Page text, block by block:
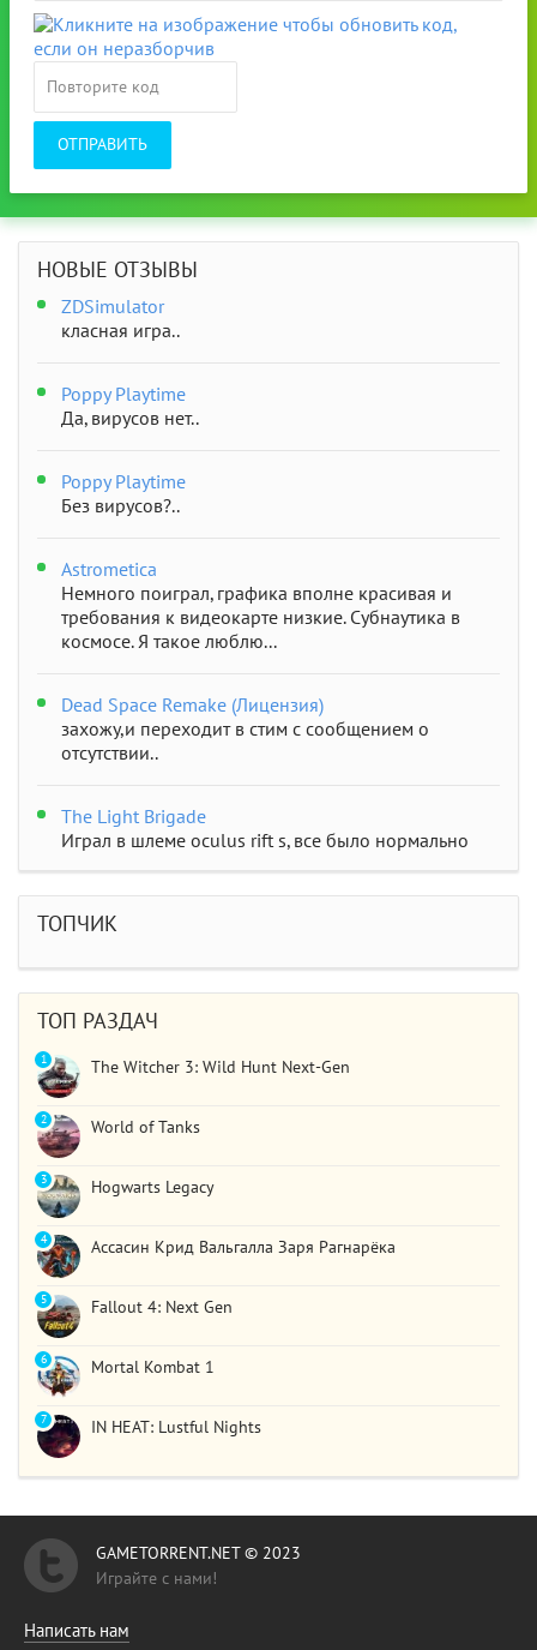
ОТПРАВИТЬ
НОВЫЕ ОТЗЫВЫ
ZDSimulator
класная игра..
Poppy Playtime
Да, вирусов нет..
Poppy Playtime
Без вирусов?..
Astrometica
Немного поиграл, графика вполне красивая и
требования к видеокарте низкие. Субнаутика в
космосе. Я такое люблю...
Dead Space Remake (Лицензия)
захожу,и переходит в стим с сообщением о
отсутствии..
The Light Brigade
Играл в шлеме oculus rift s, все было нормально
сюжет и..
ТОПЧИК
ТОП РАЗДАЧ
The Witcher 3: Wild Hunt Next-Gen
1
World of Tanks
2
Hogwarts Legacy
3
Ассасин Крид Вальгалла Заря Рагнарёка
4
Fallout 4: Next Gen
5
Mortal Kombat 1
6
IN HEAT: Lustful Nights
7
GAMETORRENT.NET © 2023
Играйте с нами!
Написать нам